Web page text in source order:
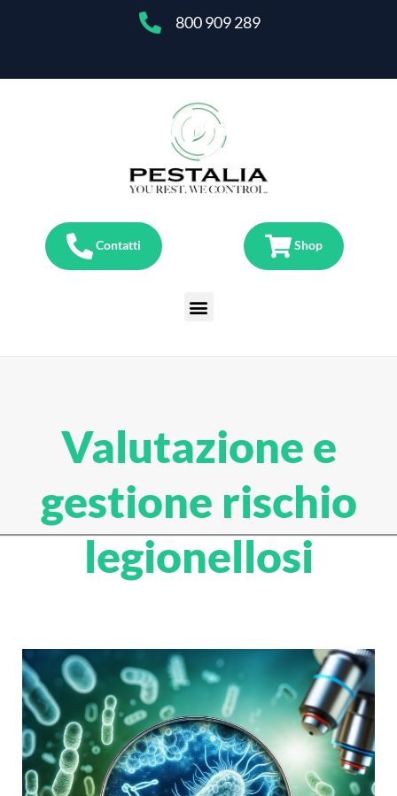
800 909 289
Contatti Shop
Valutazione e
gestione rischio
legionellosi